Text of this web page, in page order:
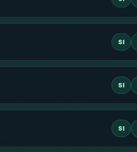
SI
SI
SI